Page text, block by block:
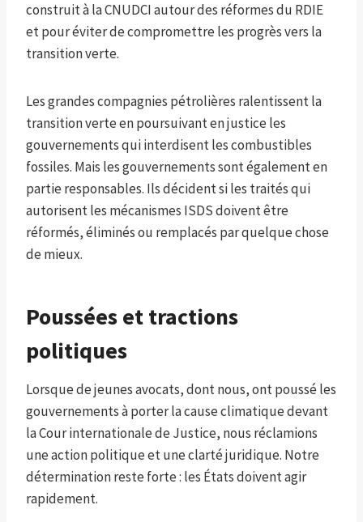
construit à la CNUDCI autour des réformes du RDIE
et pour éviter de compromettre les progrès vers la
transition verte.
Les grandes compagnies pétrolières ralentissent la
transition verte en poursuivant en justice les
gouvernements qui interdisent les combustibles
fossiles. Mais les gouvernements sont également en
partie responsables. Ils décident si les traités qui
autorisent les mécanismes ISDS doivent être
réformés, éliminés ou remplacés par quelque chose
de mieux.
Poussées et tractions
politiques
Lorsque de jeunes avocats, dont nous, ont poussé les
gouvernements à porter la cause climatique devant
la Cour internationale de Justice, nous réclamions
une action politique et une clarté juridique. Notre
détermination reste forte : les États doivent agir
rapidement.